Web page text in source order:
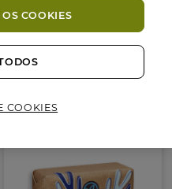
VÉGÉTALE®
natural
de origem animal
e sem sabão
COOKIES
COOKIES